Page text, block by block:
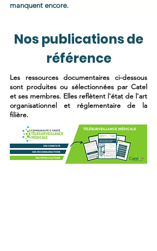
manquent encore.
Nos publications de
référence
Les ressources documentaires ci-dessous
sont produites ou sélectionnées par Catel
et ses membres. Elles reflètent l'état de l'art
organisationnel et réglementaire de la
filière.